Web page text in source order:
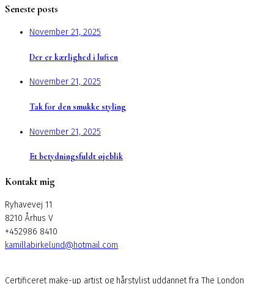
Seneste posts
November 21, 2025
Der er kærlighed i luften
November 21, 2025
Tak for den smukke styling
November 21, 2025
Et betydningsfuldt øjeblik
Kontakt mig
Ryhavevej 11
8210 Århus V
+452986 8410
kamillabirkelund@hotmail.com
Certificeret make-up artist og hårstylist uddannet fra The London